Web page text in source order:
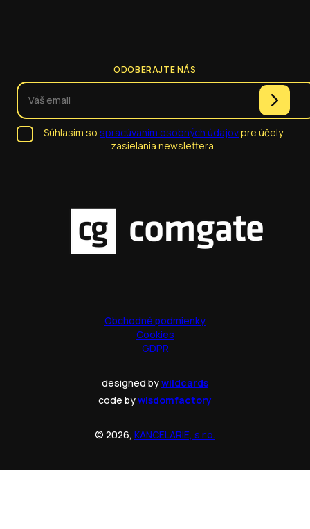
ODOBERAJTE NÁS
Súhlasím so spracúvaním osobných údajovpre účely
zasielania newslettera.
Obchodné podmienky
Cookies
GDPR
designed bywildcards
code bywisdomfactory
© 2026, KANCELARIE, s.r.o.